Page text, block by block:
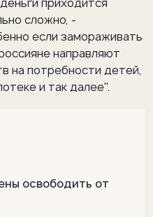
сложно, -
если замораживать
направляют
на потребности детей,
и так далее".
освободить от